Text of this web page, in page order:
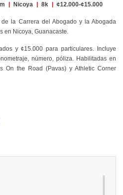
| Nicoya | 8k | ¢12.000-¢15.000
la Carrera del Abogado y la Abogada
en Nicoya, Guanacaste.
y ¢15.000 para particulares. Incluye
número, póliza. Habilitadas en
On the Road (Pavas) y Athletic Corner